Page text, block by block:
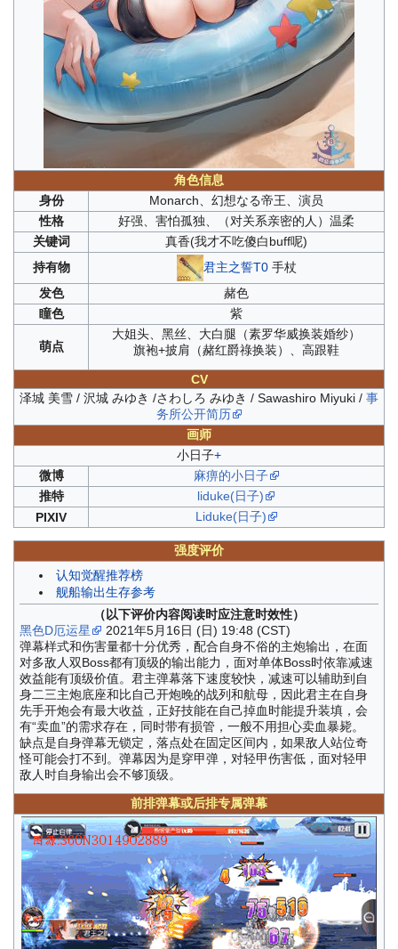
角色信息
身份
Monarch、幻想なる帝王、 演员
性格
好强、害怕孤独、（对关系亲密的人）温柔
关键词
真香(我才不吃傻白buff呢)
持有物
君主之誓T0手杖
发色
赭色
瞳色
紫
萌点
大姐头、黑丝、大白腿（素罗华威换装婚纱）
旗袍+披肩（赭红爵祿换装）、高跟鞋
CV
泽城 美雪 / 沢城 みゆき /さわしろ みゆき / Sawashiro Miyuki / 事
务所公开简历
画师
小日子+
微博
麻痹的小日子
推特
liduke(日子)
PIXIV
Liduke(日子)
强度评价
认知觉醒推荐榜
舰船输出生存参考
（以下评价内容阅读时应注意时效性）
黑色D厄运星
2021年5月16日 (日) 19:48 (CST)
弹幕样式和伤害量都十分优秀，配合自身不俗的主炮输出，在面
对多敌人双Boss都有顶级的输出能力，面对单体Boss时依靠减速
效益能有顶级价值。君主弹幕落下速度较快，减速可以辅助到自
身二三主炮底座和比自己开炮晚的战列和航母，因此君主在自身
先手开炮会有最大收益，正好技能在自己掉血时能提升装填，会
有“卖血”的需求存在，同时带有损管，一般不用担心卖血暴毙。
缺点是自身弹幕无锁定，落点处在固定区间内，如果敌人站位奇
怪可能会打不到。弹幕因为是穿甲弹，对轻甲伤害低，面对轻甲
敌人时自身输出会不够顶级。
前排弹幕或后排专属弹幕